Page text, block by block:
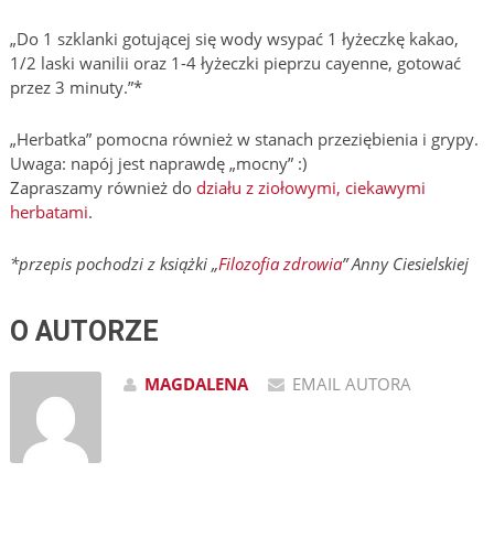
„Do 1 szklanki gotującej się wody wsypać 1 łyżeczkę kakao,
1/2 laski wanilii oraz 1-4 łyżeczki pieprzu cayenne, gotować
przez 3 minuty.”*
„Herbatka” pomocna również w stanach przeziębienia i grypy.
Uwaga: napój jest naprawdę „mocny” :)
Zapraszamy również do działu z ziołowymi, ciekawymi
herbatami.
*przepis pochodzi z książki „Filozofia zdrowia” Anny Ciesielskiej
O AUTORZE
MAGDALENA EMAIL AUTORA